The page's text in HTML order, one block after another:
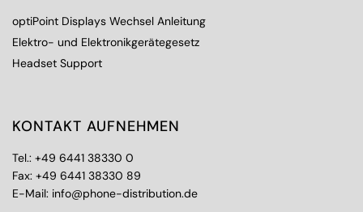
optiPoint Displays Wechsel Anleitung
Elektro- und Elektronikgerätegesetz
Headset Support
KONTAKT AUFNEHMEN
Tel.: +49 6441 38330 0
Fax: +49 6441 38330 89
E-Mail: info@phone-distribution.de